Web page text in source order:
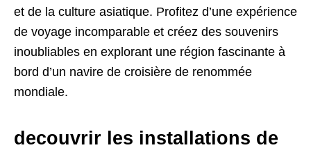
et de la culture asiatique. Profitez d’une expérience
de voyage incomparable et créez des souvenirs
inoubliables en explorant une région fascinante à
bord d’un navire de croisière de renommée
mondiale.
decouvrir les installations de